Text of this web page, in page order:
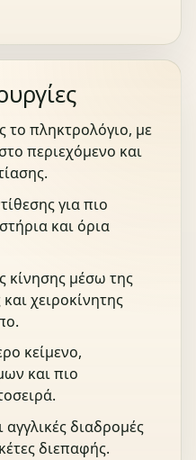
το πληκτρολόγιο, με
περιεχόμενο και
για πιο
και όρια
κίνησης μέσω της
χειροκίνητης
κείμενο,
και πιο
αγγλικές διαδρομές
διεπαφής.